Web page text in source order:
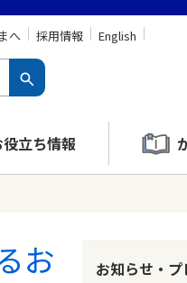
へ 採用情報 English
立ち情報
お お知らせ・